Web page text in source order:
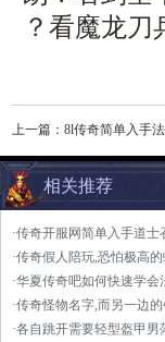
？看魔龙
上一篇： 8l传奇简单入手
相关推荐
·传奇开服网简单入手道士
·传奇假人陪玩,恐怕极高
·华夏传奇吧如何快速学会
·传奇怪物名字,而另一边
·各自跳开需要轻型盔甲男